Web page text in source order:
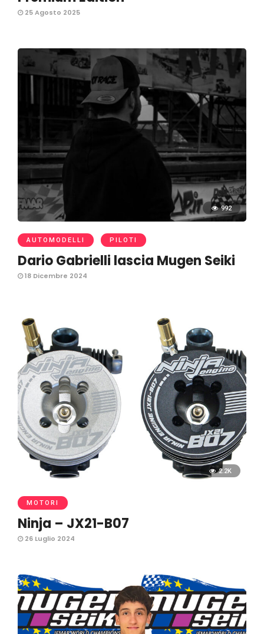
25 Agosto 2025
992
AUTOMODELLI PILOTI
Dario Gabrielli lascia Mugen Seiki
18 Dicembre 2024
2.2K
MOTORI
Ninja – JX21-B07
26 Luglio 2024